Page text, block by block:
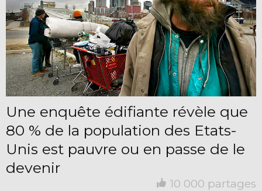
Une enquête édifiante révèle que
80 % de la population des Etats-
Unis est pauvre ou en passe de le
devenir
10 000 partages